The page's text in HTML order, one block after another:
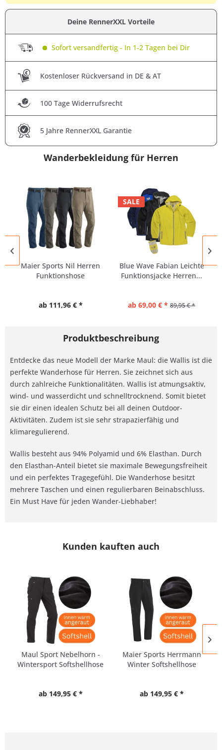
Deine RennerXXL Vorteile
Sofort versandfertig - In 1-2 Tagen bei Dir
Kostenloser Rückversand in DE & AT
100 Tage Widerrufsrecht
5 Jahre RennerXXL Garantie
Wanderbekleidung für Herren
Maier Sports Nil Herren
Funktionshose
ab 111,96 € *
SALE
Blue Wave Fabian Leichte
Funktionsjacke Herren...
ab 69,00 € * 89,95 € *
Produktbeschreibung
Entdecke das neue Modell der Marke Maul: die Wallis ist die
perfekte Wanderhose für Herren. Sie zeichnet sich aus
durch zahlreiche Funktionalitäten. Wallis ist atmungsaktiv,
wind- und wasserdicht und schnelltrocknend. Somit bietet
sie dir einen idealen Schutz bei all deinen Outdoor-
Aktivitäten. Zudem ist sie sehr strapazierfähig und
klimaregulierend.
Wallis besteht aus 94% Polyamid und 6% Elasthan. Durch
den Elasthan-Anteil bietet sie maximale Bewegungsfreiheit
und ein perfektes Tragegefühl. Die Wanderhose besitzt
mehrere Taschen und einen regulierbaren Beinabschluss.
Ein Must Have für jeden Wander-Liebhaber!
Kunden kauften auch
Maul Sport Nebelhorn -
Wintersport Softshellhose
ab 149,95 € *
Maier Sports Herrmann
Winter Softshellhose
ab 149,95 € *